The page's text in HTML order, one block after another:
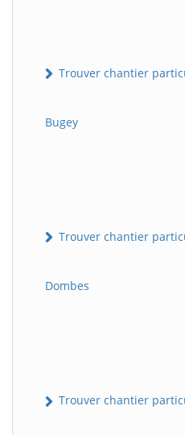
Trouver chantier
Bugey
Trouver chantier
Dombes
Trouver chantier